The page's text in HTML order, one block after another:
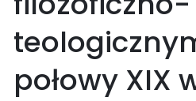
połowy XIX